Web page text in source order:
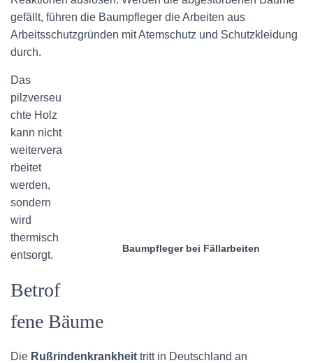
gefällt, führen die Baumpfleger die Arbeiten aus
Arbeitsschutzgründen mit Atemschutz und Schutzkleidung
durch.
Baumpfleger bei Fällarbeiten
Das
pilzverseu
chte Holz
kann nicht
weitervera
rbeitet
werden,
sondern
wird
thermisch
entsorgt.
Betrof
fene Bäume
Die Rußrindenkrankheit tritt in Deutschland an